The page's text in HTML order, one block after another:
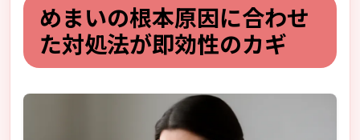
めまいの根本原因に合わせ
た対処法が即効性のカギ